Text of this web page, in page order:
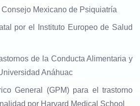
Mexicano de Psiquiatría
por el Instituto Europeo de Salud
de la Conducta Alimentaria y
Anáhuac
General (GPM) para el trastorno
por Harvard Medical School